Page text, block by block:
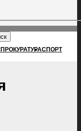
ПРОКУРАТУРАСПОРТ